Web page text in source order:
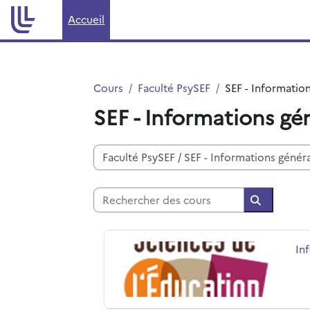
Passer au contenu principal
Accueil
Cours Faculté PsySEF SEF -
SEF - Informations
Catégories de cours
Rechercher des cours
Informations Générales Master 1 TEIA